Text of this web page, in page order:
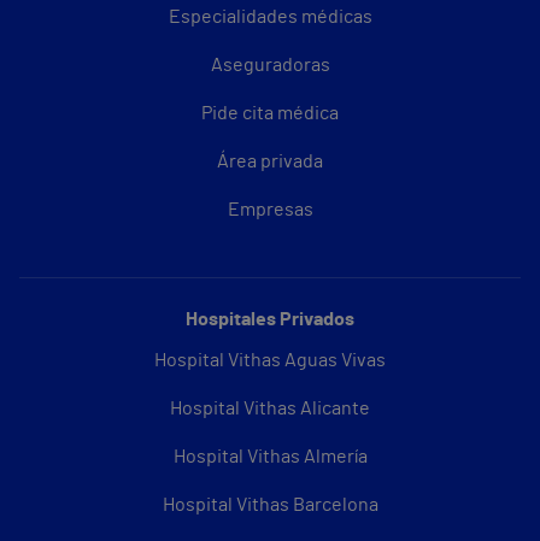
Especialidades médicas
Aseguradoras
Pide cita médica
Área privada
Empresas
Hospitales Privados
Hospital Vithas Aguas Vivas
Hospital Vithas Alicante
Hospital Vithas Almería
Hospital Vithas Barcelona